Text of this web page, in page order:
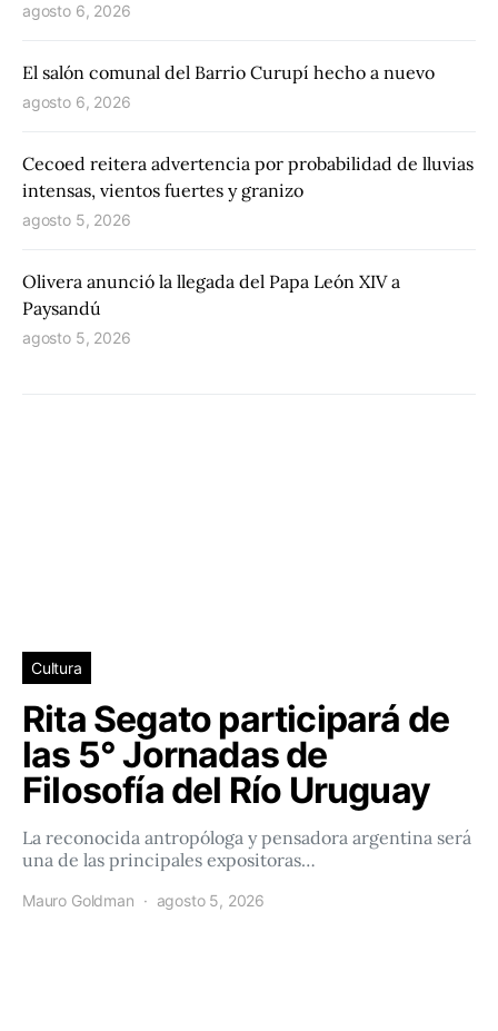
agosto 6, 2026
El salón comunal del Barrio Curupí hecho a nuevo
agosto 6, 2026
Cecoed reitera advertencia por probabilidad de lluvias
intensas, vientos fuertes y granizo
agosto 5, 2026
Olivera anunció la llegada del Papa León XIV a
Paysandú
agosto 5, 2026
Cultura
Rita Segato participará de
las 5° Jornadas de
Filosofía del Río Uruguay
La reconocida antropóloga y pensadora argentina será
una de las principales expositoras…
Mauro Goldman agosto 5, 2026